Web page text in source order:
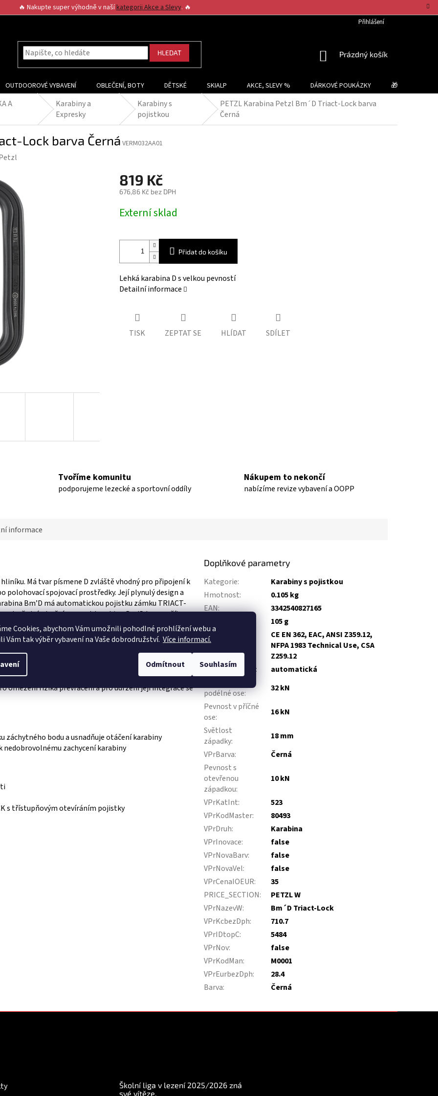
Cookies, abychom Vámumožnili pohodlné prohlížení webu a
Vám tak výběr vybavení na Vaše dobrodružství. Více informací.
Odmítnout Souhlasím
🔥 Nakupte super výhodně v našíkategorii Akce a Slevy. 🔥
Přihlášení
HLEDAT
NÁKUPNÍ
Prázdný košík
OUTDOOROVÉ VYBAVENÍ OBLEČENÍ, BOTY DĚTSKÉ SKIALP AKCE, SLEVY % DÁRKOVÉ POUKÁZKY 🎁 TIPY NA
A
Karabiny a
Expresky
Karabiny s
pojistkou
PETZL Karabina Petzl Bm´D Triact-Lock barva
Černá
Lock barva Černá VERM032AA01
819 Kč
676,86 Kč bez DPH
cena:
Externí sklad
Přidat do košíku
Lehká karabina D s velkou pevností
Detailní informace
TISK ZEPTAT SE HLÍDAT SDÍLET
Tvoříme komunitu
podporujeme lezecké a sportovní oddíly
Nákupem to nekončí
nabízíme revize vybavení a OOPP
informace
Má tvar písmene D zvláště vhodný pro připojení k
polohovací spojovací prostředky. Její plynulý design a
Bm’D má automatickou pojistku zámku TRIACT-
přední a boční pevnost karabiny. Bm'D lze použít s
převrácení a zachování její integrace se zařízením.
jako jsou slaňovací brzdy nebo polohovací spojovací
které pracovník ve výšce potřebuje nést
karabiny z přední a boční strany
omezení rizika převrácení a pro udržení její integrace se
záchytného bodu a usnadňuje otáčení karabiny
nedobrovolnému zachycení karabiny
s třístupňovým otevíráním pojistky
Doplňkové parametry
Kategorie:
Karabiny s pojistkou
Hmotnost:
0.105 kg
EAN:
3342540827165
105 g
Certifikace
CE EN 362, EAC, ANSI Z359.12,
NFPA 1983 Technical Use, CSA
Z259.12
Pojistka zámku :
automatická
podélné ose:
32 kN
Pevnost v příčné
ose:
16 kN
Světlost
západky:
18 mm
VPrBarva:
Černá
Pevnost s
otevřenou
západkou:
10 kN
VPrKatInt:
523
VPrKodMaster:
80493
VPrDruh:
Karabina
VPrInovace:
false
VPrNovaBarv:
false
VPrNovaVel:
false
VPrCenaIOEUR:
35
PRICE_SECTION:
PETZL W
VPrNazevW:
Bm´D Triact-Lock
VPrKcbezDph:
710.7
VPrIDtopC:
5484
VPrNov:
false
VPrKodMan:
M0001
VPrEurbezDph:
28.4
Barva: Černá
Školní liga v lezení 2025/2026 zná
své vítěze.